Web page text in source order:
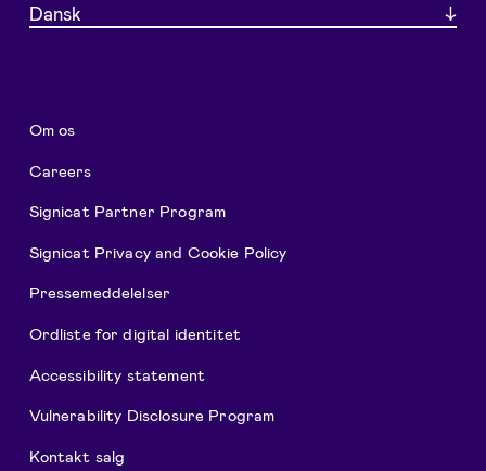
Dansk
Om os
Careers
Signicat Partner Program
Signicat Privacy and Cookie Policy
Pressemeddelelser
Ordliste for digital identitet
Accessibility statement
Vulnerability Disclosure Program
Kontakt salg